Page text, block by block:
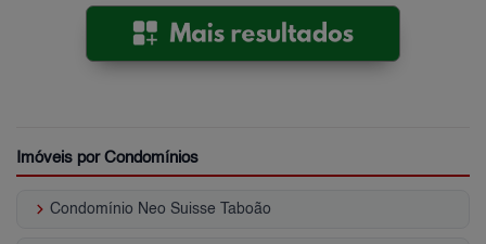
Imóveis por Condomínios
keyboard_arrow_right Condomínio Neo Suisse Taboão